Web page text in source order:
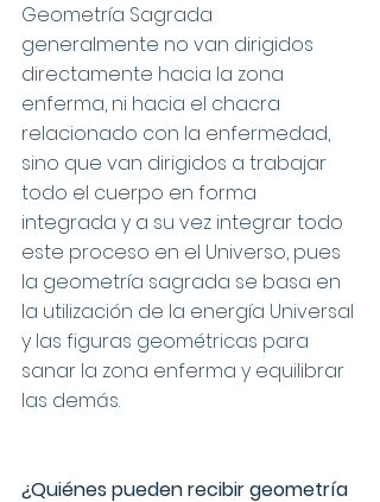
Geometría Sagrada
generalmente no van dirigidos
directamente hacia la zona
enferma, ni hacia el chacra
relacionado con la enfermedad,
sino que van dirigidos a trabajar
todo el cuerpo en forma
integrada y a su vez integrar todo
este proceso en el Universo, pues
la geometría sagrada se basa en
la utilización de la energía Universal
y las figuras geométricas para
sanar la zona enferma y equilibrar
las demás.
¿Quiénes pueden recibir geometría